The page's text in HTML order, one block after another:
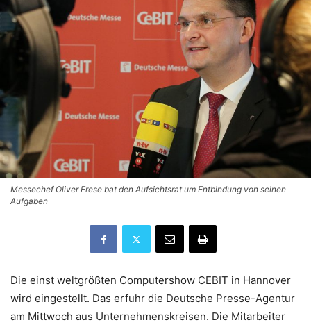
Messechef Oliver Frese bat den Aufsichtsrat um Entbindung von seinen
Aufgaben
Die einst weltgrößten Computershow CEBIT in Hannover
wird eingestellt. Das erfuhr die Deutsche Presse-Agentur
am Mittwoch aus Unternehmenskreisen. Die Mitarbeiter